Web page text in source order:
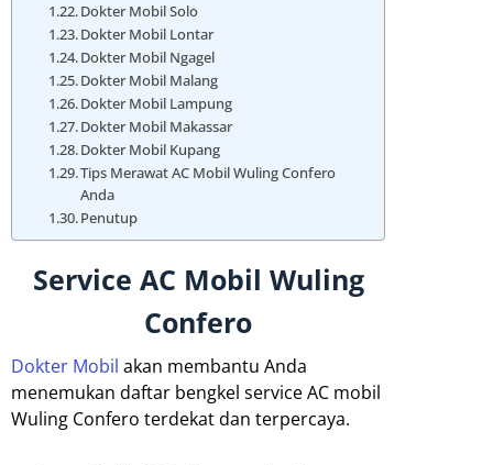
Dokter Mobil Solo
Dokter Mobil Lontar
Dokter Mobil Ngagel
Dokter Mobil Malang
Dokter Mobil Lampung
Dokter Mobil Makassar
Dokter Mobil Kupang
Tips Merawat AC Mobil Wuling Confero
Anda
Penutup
Service AC Mobil Wuling
Confero
Dokter Mobil akan membantu Anda
menemukan daftar bengkel service AC mobil
Wuling Confero terdekat dan terpercaya.